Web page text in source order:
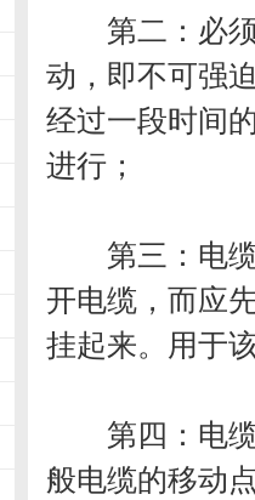
第二：必须
动，即不可强
经过一段时间
进行；
第三：电缆
开电缆，而应
挂起来。用于
第四：电缆
般电缆的移动